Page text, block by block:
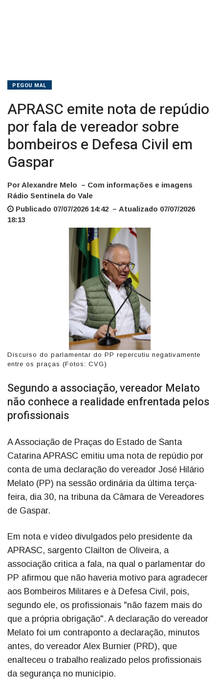
em
Gaspar
PEGOU MAL
APRASC emite nota de repúdio
por fala de vereador sobre
bombeiros e Defesa Civil em
Gaspar
Por Alexandre Melo – Com informações e imagens
Rádio Sentinela do Vale
Publicado 07/07/2026 14:42 – Atualizado 07/07/2026
18:13
Discurso do parlamentar do PP repercutiu negativamente
entre os praças (Fotos: CVG)
Segundo a associação, vereador Melato
não conhece a realidade enfrentada pelos
profissionais
A Associação de Praças do Estado de Santa
Catarina APRASC emitiu uma nota de repúdio por
conta de uma declaração do vereador José Hilário
Melato (PP) na sessão ordinária da última terça-
feira, dia 30, na tribuna da Câmara de Vereadores
de Gaspar.
Em nota e vídeo divulgados pelo presidente da
APRASC, sargento Clailton de Oliveira, a
associação critica a fala, na qual o parlamentar do
PP afirmou que não haveria motivo para agradecer
aos Bombeiros Militares e à Defesa Civil, pois,
segundo ele, os profissionais "não fazem mais do
que a própria obrigação". A declaração do vereador
Melato foi um contraponto a declaração, minutos
antes, do vereador Alex Burnier (PRD), que
enalteceu o trabalho realizado pelos profissionais
da segurança no município.